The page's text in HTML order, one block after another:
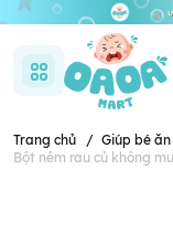
Trang chủ / Giúp bé
Bột nêm rau củ không